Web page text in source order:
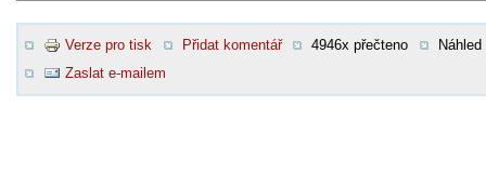
Verze pro tisk Přidat komentář 4946x přečteno
Náhled
Zaslat e-mailem